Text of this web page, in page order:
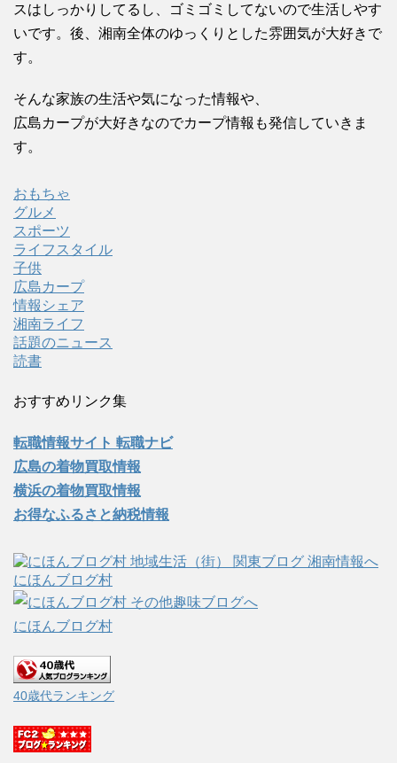
スはしっかりしてるし、ゴミゴミしてないので生活しやす
いです。後、湘南全体のゆっくりとした雰囲気が大好きで
す。
そんな家族の生活や気になった情報や、
広島カープが大好きなのでカープ情報も発信していきま
す。
おもちゃ
グルメ
スポーツ
ライフスタイル
子供
広島カープ
情報シェア
湘南ライフ
話題のニュース
読書
おすすめリンク集
転職情報サイト 転職ナビ
広島の着物買取情報
横浜の着物買取情報
お得なふるさと納税情報
にほんブログ村
にほんブログ村
40歳代ランキング